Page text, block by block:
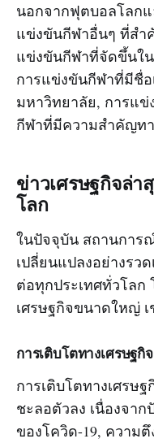
นอกจากฟุตบอลโลก
แข่งขันกีฬาอื่นๆ ที่สำ
แข่งขันกีฬาที่จัดขึ้นใ
การแข่งขันกีฬาที่มีชื่อ
มหาวิทยาลัย, การแ
กีฬาที่มีความสำคัญท
ข่าวเศรษฐกิจล่า
โลก
ในปัจจุบัน สถานการ
เปลี่ยนแปลงอย่างรว
ต่อทุกประเทศทั่วโลก
เศรษฐกิจขนาดใหญ่
การเติบโตทางเศรษฐกิจ
การเติบโตทางเศรษ
ชะลอตัวลง เนื่องจา
ของโควิด-19, ความ